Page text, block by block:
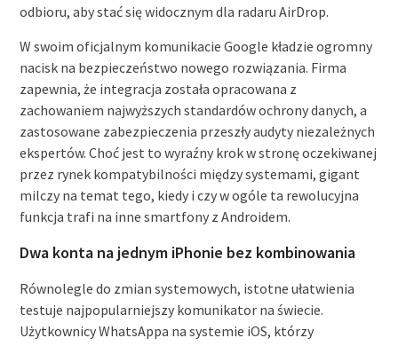
odbioru, aby stać się widocznym dla radaru AirDrop.
W swoim oficjalnym komunikacie Google kładzie ogromny
nacisk na bezpieczeństwo nowego rozwiązania. Firma
zapewnia, że integracja została opracowana z
zachowaniem najwyższych standardów ochrony danych, a
zastosowane zabezpieczenia przeszły audyty niezależnych
ekspertów. Choć jest to wyraźny krok w stronę oczekiwanej
przez rynek kompatybilności między systemami, gigant
milczy na temat tego, kiedy i czy w ogóle ta rewolucyjna
funkcja trafi na inne smartfony z Androidem.
Dwa konta na jednym iPhonie bez kombinowania
Równolegle do zmian systemowych, istotne ułatwienia
testuje najpopularniejszy komunikator na świecie.
Użytkownicy WhatsAppa na systemie iOS, którzy